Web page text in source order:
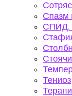
Спазм
СПИД.
Тениоз